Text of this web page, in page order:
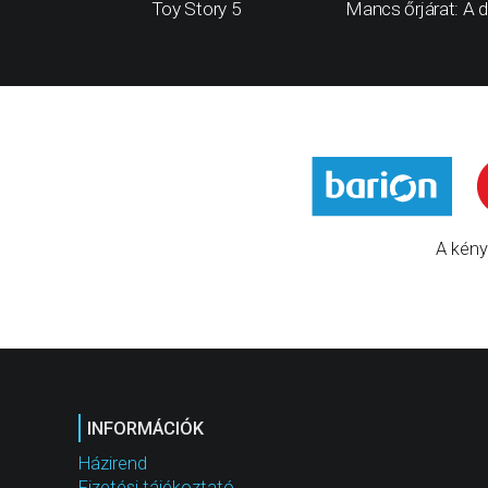
Toy Story 5 Mancs őrjárat: A
A
INFORMÁCIÓK
Házirend